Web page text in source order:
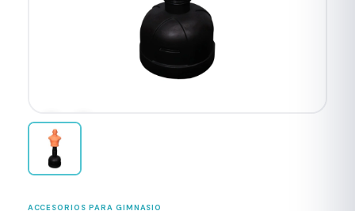
‹ ›
ACCESORIOS PARA GIMNASIO